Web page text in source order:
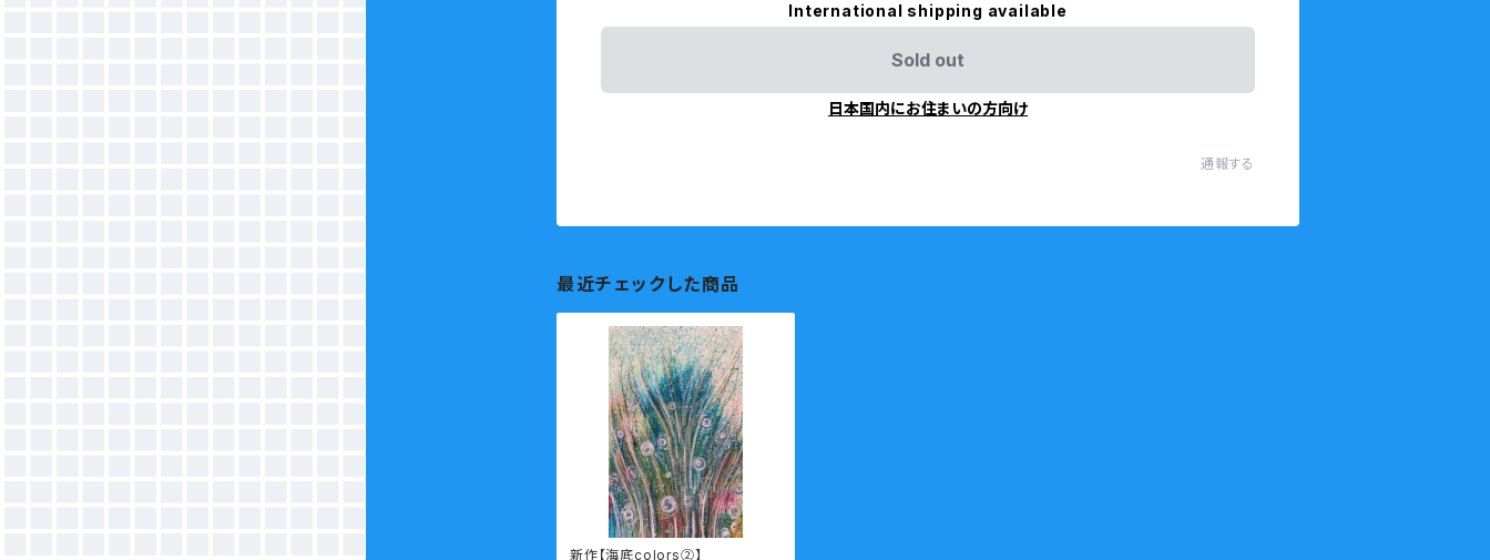
International shipping available
Sold out
日本国内にお住まいの方向け
通報する
最近チェックした商品
新作【海底colors②】